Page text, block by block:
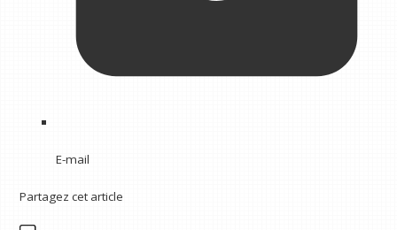
E-mail
Partagez cet article